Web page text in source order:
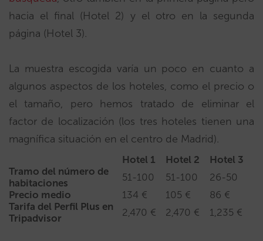
hacia el final (Hotel 2) y el otro en la segunda
página (Hotel 3).
La muestra escogida varía un poco en cuanto a
algunos aspectos de los hoteles, como el precio o
el tamaño, pero hemos tratado de eliminar el
factor de localización (los tres hoteles tienen una
magnífica situación en el centro de Madrid).
Hotel 1 Hotel 2
Hotel 3
Tramo del número de
habitaciones
51-100 51-100
26-50
Precio medio
134 € 105 €
86 €
Tarifa del Perfil Plus en
Tripadvisor
2,470 € 2,470 € 1,235 €